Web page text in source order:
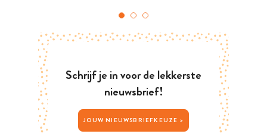
Schrijf je in voor de lekkerste
nieuwsbrief!
JOUW NIEUWSBRIEFKEUZE >